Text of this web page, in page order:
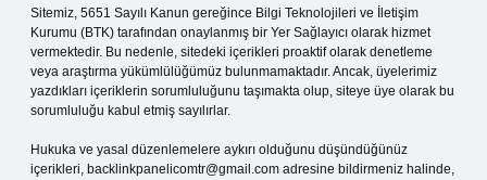
Sitemiz, 5651 Sayılı Kanun gereğince Bilgi Teknolojileri ve İletişim
Kurumu (BTK) tarafından onaylanmış bir Yer Sağlayıcı olarak hizmet
vermektedir. Bu nedenle, sitedeki içerikleri proaktif olarak denetleme
veya araştırma yükümlülüğümüz bulunmamaktadır. Ancak, üyelerimiz
yazdıkları içeriklerin sorumluluğunu taşımakta olup, siteye üye olarak bu
sorumluluğu kabul etmiş sayılırlar.
Hukuka ve yasal düzenlemelere aykırı olduğunu düşündüğünüz
içerikleri, backlinkpanelicomtr@gmail.com adresine bildirmeniz halinde,